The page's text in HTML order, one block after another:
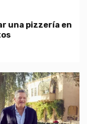
una pizzería en